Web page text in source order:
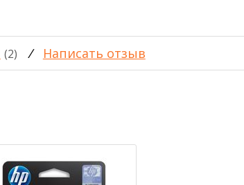
(2) / Написать отзыв